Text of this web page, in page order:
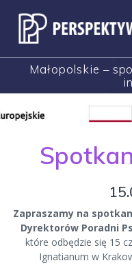
Małopolskie –
Zapraszamy na
Dyrektorów Poradni
które odbędzie się 15
Ignatianum w